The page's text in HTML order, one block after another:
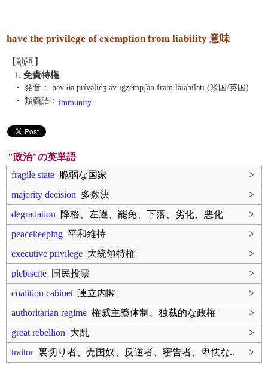
have the privilege of exemption from liability 意味
【動詞】
1. 免責特権
・ 発音：
həv ðə prívəlidʒ əv igzémpʃən frəm làiəbíləti (米国/英国)
・ 類義語： immunity
"政治"の英単語
fragile state 脆弱な国家
>
majority decision 多数決
>
degradation 降格、左遷、罷免、下落、劣化、悪化
>
peacekeeping 平和維持
>
executive privilege 大統領特権
>
plebiscite 国民投票
>
coalition cabinet 連立内閣
>
authoritarian regime 権威主義体制、独裁的な政権
>
great rebellion 大乱
>
traitor裏切り者、売国奴、反逆者、密告者、卑怯な.. >